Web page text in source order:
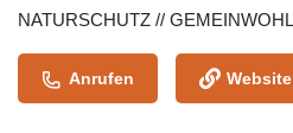
NATURSCHUTZ //
Anrufen Website